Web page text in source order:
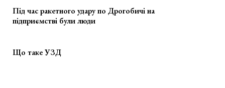
Під час ракетного удару по Дрогобичі на
підприємстві були люди
Що таке УЗД